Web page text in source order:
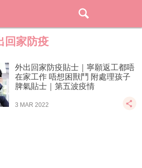
回家防疫
外出回家防疫貼士｜寧願返工都唔
在家工作 唔想困獸鬥 附處理孩子
脾氣貼士｜第五波疫情
3 MAR 2022